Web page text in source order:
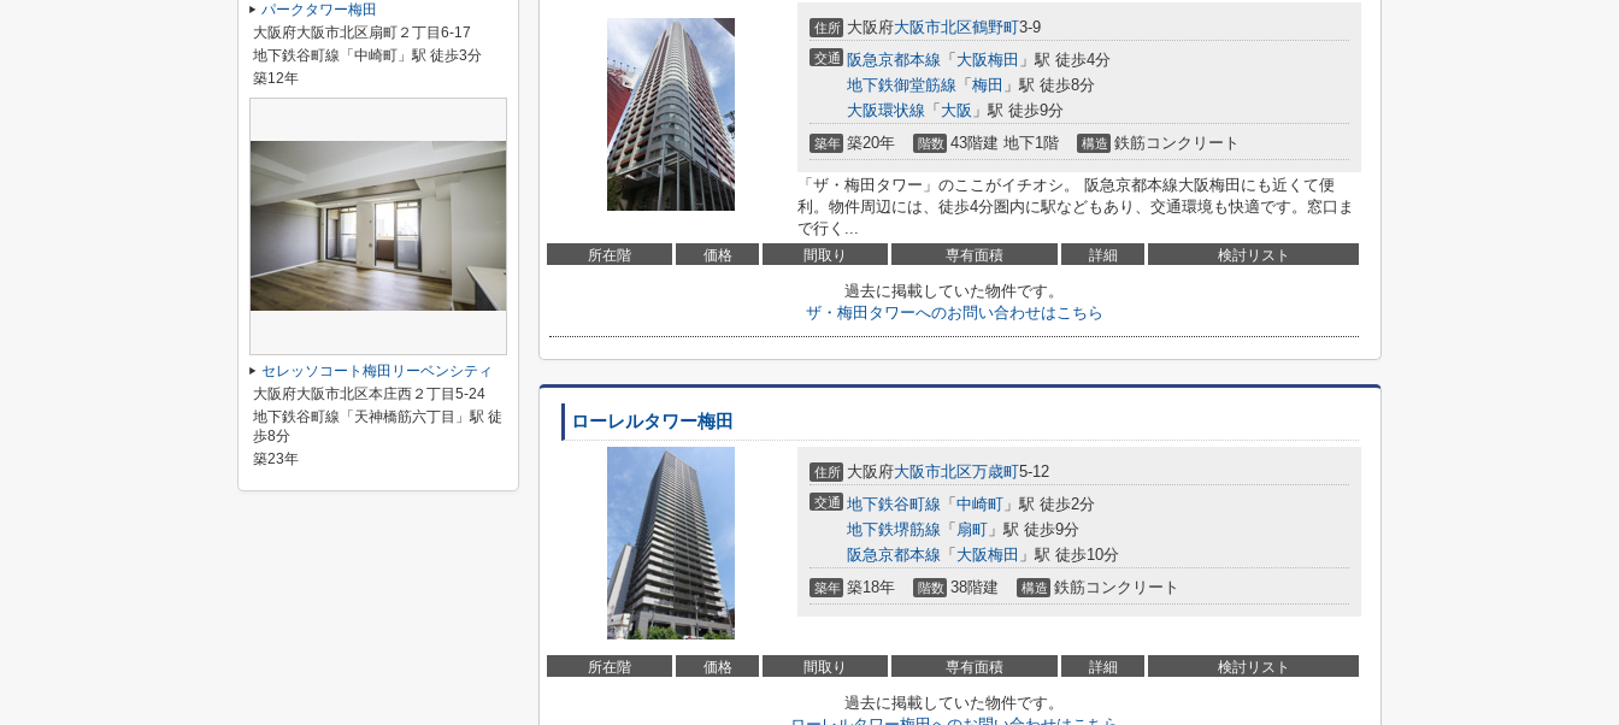
住所 大阪府大阪市北区鶴野町3-9
交通 阪急京都本線 「 大阪梅田 」駅 徒歩4分
地下鉄御堂筋線 「 梅田 」駅 徒歩8分
大阪環状線 「 大阪 」駅 徒歩9分
築年 築20年 階数 43階建 地下1階 構造 鉄筋コンクリート
「ザ・梅田タワー」のここがイチオシ。 阪急京都本線大阪梅田にも近くて便
利。物件周辺には、徒歩4分圏内に駅などもあり、交通環境も快適です。窓口ま
で行く...
所在階 価格 間取り 専有面積 詳細 検討リスト
過去に掲載していた物件です。
ザ・梅田タワーへのお問い合わせはこちら
ローレルタワー梅田
住所 大阪府大阪市北区万歳町5-12
交通 地下鉄谷町線 「 中崎町 」駅 徒歩2分
地下鉄堺筋線 「 扇町 」駅 徒歩9分
阪急京都本線 「 大阪梅田 」駅 徒歩10分
築年 築18年 階数 38階建 構造 鉄筋コンクリート
所在階 価格 間取り 専有面積 詳細 検討リスト
過去に掲載していた物件です。
パークタワー梅田
大阪府大阪市北区扇町２丁目6-17
地下鉄谷町線「中崎町」駅 徒歩3分
築12年
セレッソコート梅田リーベンシティ
大阪府大阪市北区本庄西２丁目5-24
地下鉄谷町線「天神橋筋六丁目」駅 徒
歩8分
築23年